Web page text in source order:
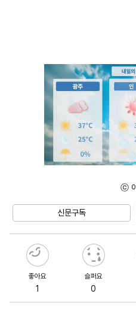
ⓒ 아
신문구독
좋아요
1
슬퍼요
0